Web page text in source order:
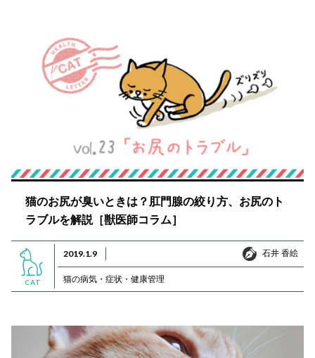
猫のお尻が臭いときは？肛門腺の絞り方、お尻のト
ラブルを解説［獣医師コラム］
CAT
2019.1.9 石井 香絵
石井 香絵
猫の病気・症状・健康管理